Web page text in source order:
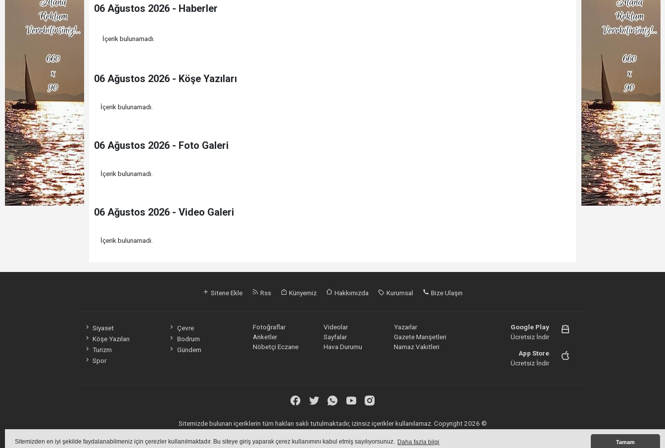
Sitemizden en iyi şekilde faydalanabilmeniz için çerezler kullanılmaktadır. Bu siteye giriş yaparak çerez kullanımını kabul etmiş sayılıyorsunuz. Daha fazla bilgi Tamam
06 Ağustos 2026 - Haberler
İçerik bulunamadı.
06 Ağustos 2026 - Köşe Yazıları
İçerik bulunamadı.
06 Ağustos 2026 - Foto Galeri
İçerik bulunamadı.
06 Ağustos 2026 - Video Galeri
İçerik bulunamadı.
Sitene Ekle Rss Künyemiz Hakkımızda Kurumsal Bize Ulaşın
Siyaset
Çevre
Köşe Yazıları
Bodrum
Turizm
Gündem
Spor
Fotoğraflar Videolar
Yazarlar
Anketler
Sayfalar
Gazete Manşetleri
Nöbetçi Eczane
Hava Durumu Namaz Vakitleri
Google Play
Ücretsiz İndir
App Store
Ücretsiz İndir
Sitemizde bulunan içeriklerin tüm hakları saklı tutulmaktadır, izinsiz içerikler kullanılamaz. Copyright 2026 ©
haber yazılımı haber paketihaber scripti haber yazılımhaber script